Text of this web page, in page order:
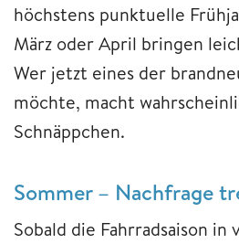
höchstens punktuelle
März oder April bringen
Wer jetzt eines der
möchte, macht
Schnäppchen.
Sommer – Nachfrage
Sobald die Fahrradsaison in